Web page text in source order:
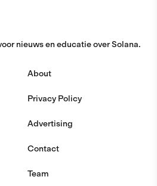
nieuws en educatie over Solana.
About
Privacy Policy
Advertising
Contact
Team